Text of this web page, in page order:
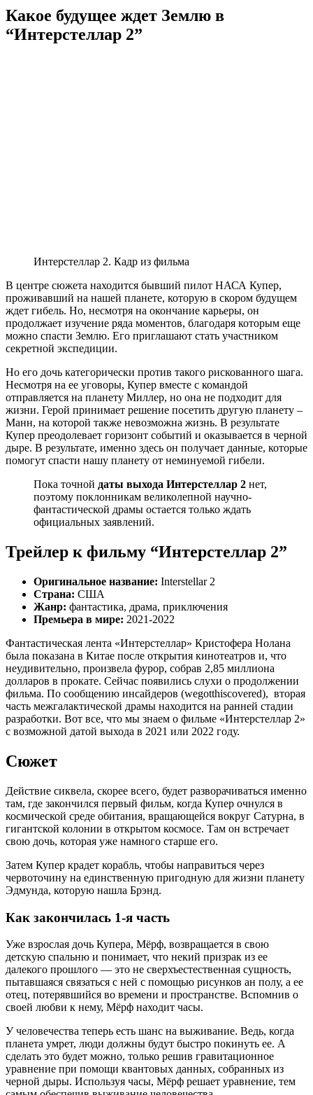
Какое будущее ждет Землю в
“Интерстеллар 2”
Интерстеллар 2. Кадр из фильма
В центре сюжета находится бывший пилот НАСА Купер,
проживавший на нашей планете, которую в скором будущем
ждет гибель. Но, несмотря на окончание карьеры, он
продолжает изучение ряда моментов, благодаря которым еще
можно спасти Землю. Его приглашают стать участником
секретной экспедиции.
Но его дочь категорически против такого рискованного шага.
Несмотря на ее уговоры, Купер вместе с командой
отправляется на планету Миллер, но она не подходит для
жизни. Герой принимает решение посетить другую планету –
Манн, на которой также невозможна жизнь. В результате
Купер преодолевает горизонт событий и оказывается в черной
дыре. В результате, именно здесь он получает данные, которые
помогут спасти нашу планету от неминуемой гибели.
Пока точной даты выхода Интерстеллар 2 нет,
поэтому поклонникам великолепной научно-
фантастической драмы остается только ждать
официальных заявлений.
Трейлер к фильму “Интерстеллар 2”
Оригинальное название: Interstellar 2
Страна: США
Жанр: фантастика, драма, приключения
Премьера в мире: 2021-2022
Фантастическая лента «Интерстеллар» Кристофера Нолана
была показана в Китае после открытия кинотеатров и, что
неудивительно, произвела фурор, собрав 2,85 миллиона
долларов в прокате. Сейчас появились слухи о продолжении
фильма. По сообщению инсайдеров (wegotthiscovered), вторая
часть межгалактической драмы находится на ранней стадии
разработки. Вот все, что мы знаем о фильме «Интерстеллар 2»
с возможной датой выхода в 2021 или 2022 году.
Сюжет
Действие сиквела, скорее всего, будет разворачиваться именно
там, где закончился первый фильм, когда Купер очнулся в
космической среде обитания, вращающейся вокруг Сатурна, в
гигантской колонии в открытом космосе. Там он встречает
свою дочь, которая уже намного старше его.
Затем Купер крадет корабль, чтобы направиться через
червоточину на единственную пригодную для жизни планету
Эдмунда, которую нашла Брэнд.
Как закончилась 1-я часть
Уже взрослая дочь Купера, Мёрф, возвращается в свою
детскую спальню и понимает, что некий призрак из ее
далекого прошлого — это не сверхъестественная сущность,
пытавшаяся связаться с ней с помощью рисунков ан полу, а ее
отец, потерявшийся во времени и пространстве. Вспомнив о
своей любви к нему, Мёрф находит часы.
У человечества теперь есть шанс на выживание. Ведь, когда
планета умрет, люди должны будут быстро покинуть ее. А
сделать это будет можно, только решив гравитационное
уравнение при помощи квантовых данных, собранных из
черной дыры. Используя часы, Мёрф решает уравнение, тем